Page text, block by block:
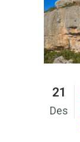
21
Des